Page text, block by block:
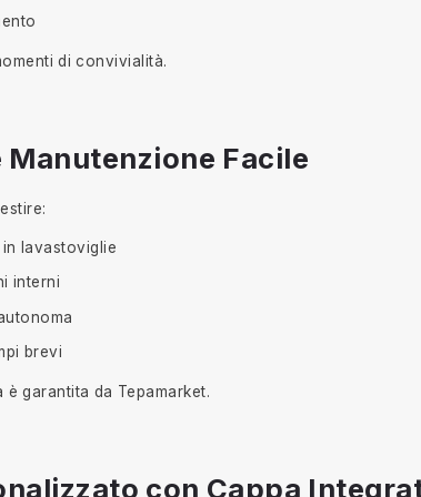
di convivialità.
Facile
lavastoviglie
interni
brevi
garantita da Tepamarket.
con Cappa